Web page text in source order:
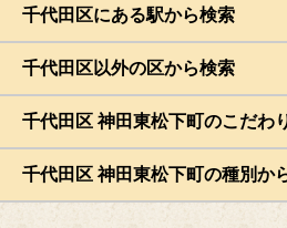
千代田区にある駅から検索
千代田区以外の区から検索
千代田区 神田東松下町のこだわ
千代田区 神田東松下町の種別か